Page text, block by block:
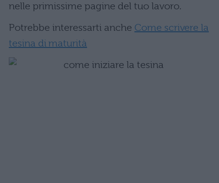
nelle primissime pagine del tuo lavoro.
Potrebbe interessarti anche Come scrivere la
tesina di maturità